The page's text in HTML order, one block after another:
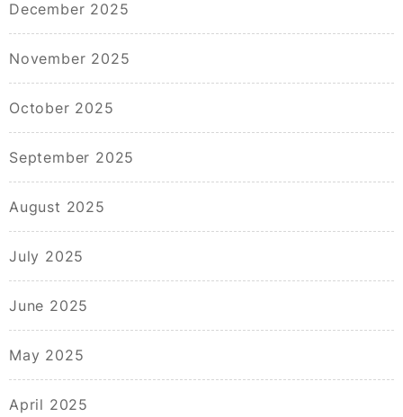
December 2025
November 2025
October 2025
September 2025
August 2025
July 2025
June 2025
May 2025
April 2025